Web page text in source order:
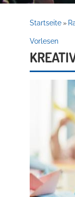
Willkommen in
Startseite »
Vorlesen